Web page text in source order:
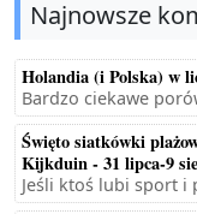
Najnowsze
Holandia (i Polska) w
Bardzo ciekawe
Święto siatkówki
Kijkduin - 31 lipca-9
Jeśli ktoś lubi sport i